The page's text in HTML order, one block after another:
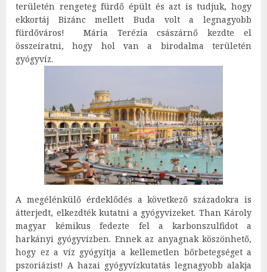
területén rengeteg fürdő épült és azt is tudjuk, hogy
ekkortáj Bizánc mellett Buda volt a legnagyobb
fürdőváros! Mária Terézia császárnő kezdte el
összeíratni, hogy hol van a birodalma területén
gyógyvíz.
A megélénkülő érdeklődés a következő századokra is
átterjedt, elkezdték kutatni a gyógyvizeket. Than Károly
magyar kémikus fedezte fel a karbonszulfidot a
harkányi gyógyvízben. Ennek az anyagnak köszönhető,
hogy ez a víz gyógyítja a kellemetlen bőrbetegséget a
pszoriázist! A hazai gyógyvízkutatás legnagyobb alakja